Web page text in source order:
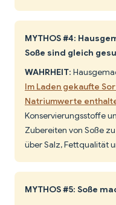
MYTHOS #4:
Soße sind gleich
WAHRHEIT:
Im Laden gekaufte
Natriumwerte
Konservierungsstoffe
Zubereiten von Soße
über Salz, Fettqualität
MYTHOS #5: Soße